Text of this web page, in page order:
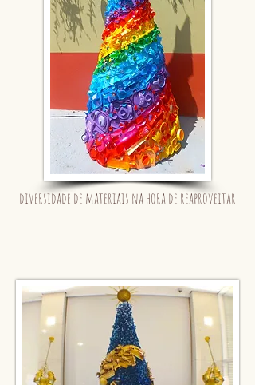
diversidade de materiais na hora de reaproveitar